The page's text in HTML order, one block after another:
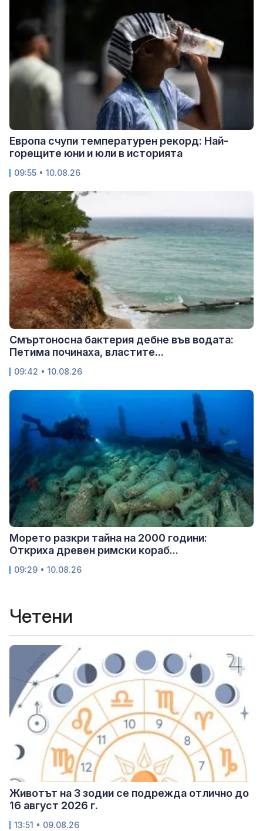
Европа счупи температурен рекорд: Най-
горещите юни и юли в историята
09:55 • 10.08.26
Смъртоносна бактерия дебне във водата:
Петима починаха, властите...
09:42 • 10.08.26
Морето разкри тайна на 2000 години:
Откриха древен римски кораб...
09:29 • 10.08.26
Четени
Животът на 3 зодии се подрежда отлично до
16 август 2026 г.
13:51 • 09.08.26